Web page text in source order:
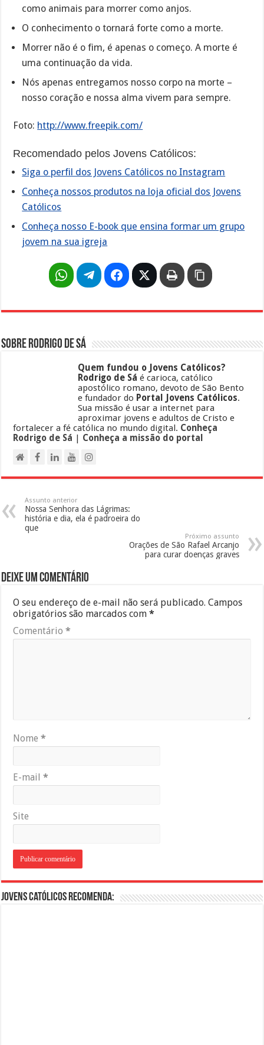
como animais para morrer como anjos.
O conhecimento o tornará forte como a morte.
Morrer não é o fim, é apenas o começo. A morte é
uma continuação da vida.
Nós apenas entregamos nosso corpo na morte –
nosso coração e nossa alma vivem para sempre.
Foto: http://www.freepik.com/
Recomendado pelos Jovens Católicos:
Siga o perfil dos Jovens Católicos no Instagram
Conheça nossos produtos na loja oficial dos Jovens
Católicos
Conheça nosso E-book que ensina formar um grupo
jovem na sua igreja
Sobre Rodrigo de Sá
Quem fundou o Jovens Católicos?
Rodrigo de Sá é carioca, católico
apostólico romano, devoto de São Bento
e fundador do Portal Jovens Católicos.
Sua missão é usar a internet para
aproximar jovens e adultos de Cristo e
fortalecer a fé católica no mundo digital. Conheça
Rodrigo de Sá
Conheça a missão do portal
Assunto anterior
Nossa Senhora das Lágrimas:
história e dia, ela é padroeira do
que
Próximo assunto
Orações de São Rafael Arcanjo
para curar doenças graves
Deixe um comentário
O seu endereço de e-mail não será publicado. Campos
obrigatórios são marcados com*
Comentário*
Nome*
E-mail*
Site
Jovens Católicos Recomenda: